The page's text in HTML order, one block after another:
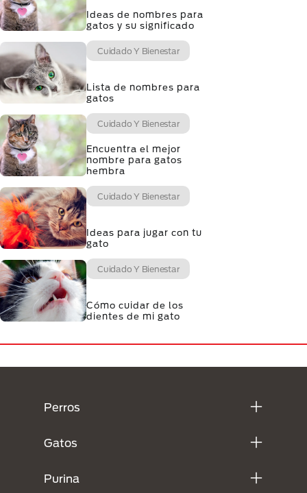
Ideas de nombres para
gatos y su significado
Cuidado Y Bienestar
Lista de nombres para
gatos
Cuidado Y Bienestar
Encuentra el mejor
nombre para gatos
hembra
Cuidado Y Bienestar
Ideas para jugar con tu
gato
Cuidado Y Bienestar
Cómo cuidar de los
dientes de mi gato
Perros
Gatos
Purina